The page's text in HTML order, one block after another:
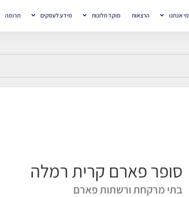
מי אנחנו הרצאות מוקד תלונות מידע לעסקים תרומה
סופר פארם קרית רמלה
בתי מרקחת ורשתות פארם